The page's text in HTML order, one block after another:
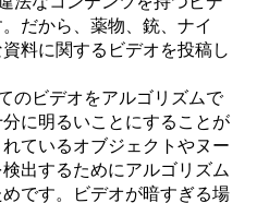
だから、薬物、銃、ナイ
料に関するビデオを投稿し
のビデオをアルゴリズムで
に明るいことにすることが
ているオブジェクトやヌー
出するためにアルゴリズム
です。ビデオが暗すぎる場